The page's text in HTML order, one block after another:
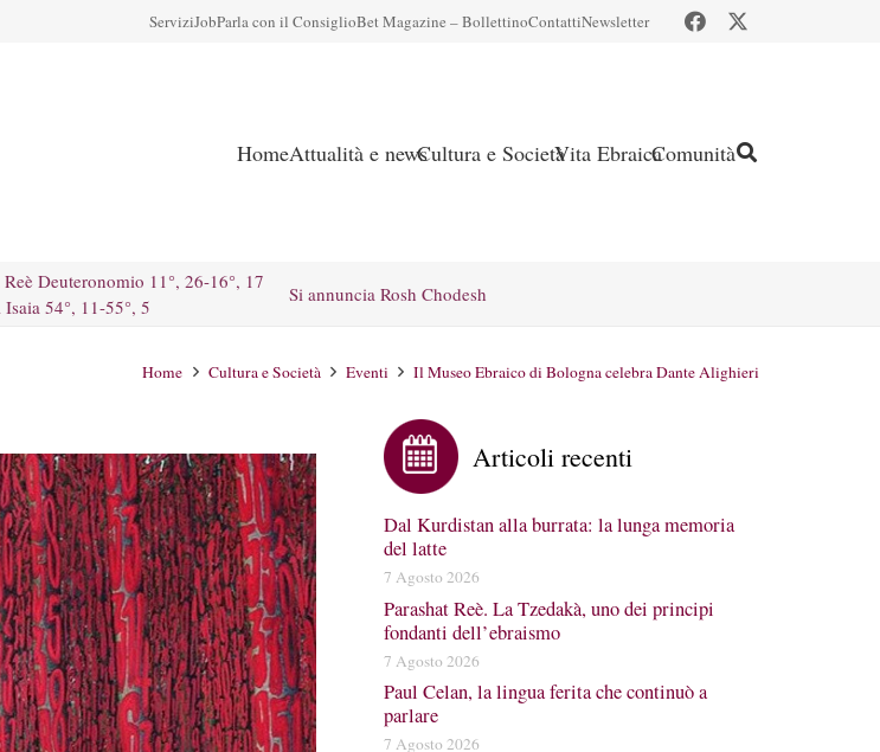
ServiziJobParla con il ConsiglioBet Magazine – BollettinoContattiNewsletter
HomeAttualità e newsCultura e SocietàVita EbraicaComunità
Deuteronomio 11°, 26-16°, 17
54°, 11-55°, 5
Si annuncia Rosh Chodesh
Home Cultura e Società Eventi Il Museo Ebraico di Bologna celebra Dante Alighieri
Articoli recenti
Dal Kurdistan alla burrata: la lunga memoria
del latte
7 Agosto 2026
Parashat Reè. La Tzedakà, uno dei principi
fondanti dell’ebraismo
7 Agosto 2026
Paul Celan, la lingua ferita che continuò a
parlare
7 Agosto 2026